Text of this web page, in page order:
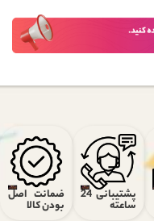
پشتیبانی 24
ساعته
ضمانت اصل
بودن کالا